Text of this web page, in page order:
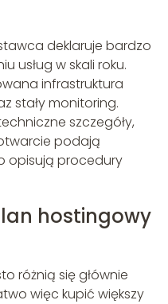
deklaruje bardzo
usług w skali roku.
infrastruktura
stały monitoring.
szczegóły,
podają
opisują procedury
hostingowy
różnią się głównie
więc kupić większy